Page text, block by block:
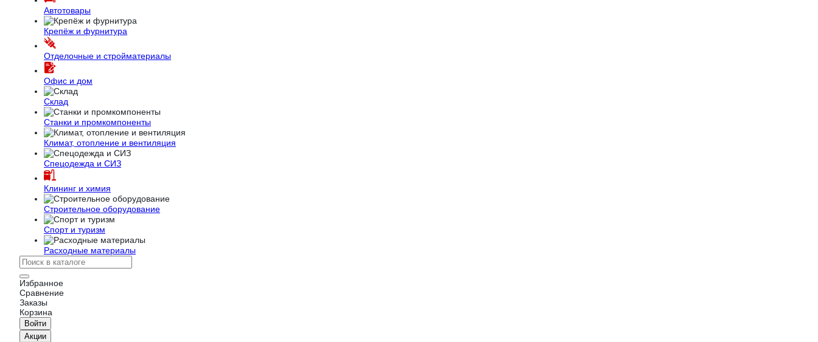
Автотовары
Крепёж и фурнитура
Отделочные и стройматериалы
Офис и дом
Склад
Станки и промкомпоненты
Климат, отопление и вентиляция
Спецодежда и СИЗ
Клининг и химия
Строительное оборудование
Спорт и туризм
Расходные материалы
Избранное
Сравнение
Заказы
Корзина
Войти
Акции